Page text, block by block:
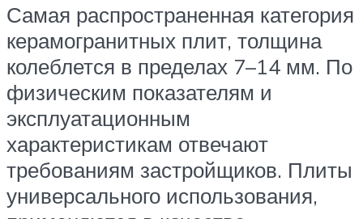
Самая распространенная категория
керамогранитных плит, толщина
колеблется в пределах 7–14 мм. По
физическим показателям и
эксплуатационным
характеристикам отвечают
требованиям застройщиков. Плиты
универсального использования,